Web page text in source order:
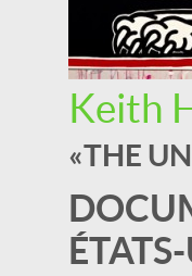
Keith
« THE